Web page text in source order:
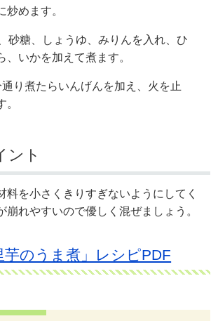
炒めます。
糖、しょうゆ、みりんを入れ、ひ
、いかを加えて煮ます。
り煮たらいんげんを加え、火を止
ント
料を小さくきりすぎないようにしてく
崩れやすいので優しく混ぜましょう。
芋のうま煮」レシピPDF